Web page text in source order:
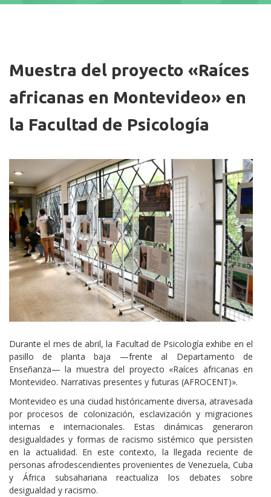
Muestra del proyecto «Raíces
africanas en Montevideo» en
la Facultad de Psicología
Cuerpo
Durante el mes de abril, la Facultad de Psicología exhibe en el
pasillo de planta baja —frente al Departamento de
Enseñanza— la muestra del proyecto «Raíces africanas en
Montevideo. Narrativas presentes y futuras (AFROCENT)».
Montevideo es una ciudad históricamente diversa, atravesada
por procesos de colonización, esclavización y migraciones
internas e internacionales. Estas dinámicas generaron
desigualdades y formas de racismo sistémico que persisten
en la actualidad. En este contexto, la llegada reciente de
personas afrodescendientes provenientes de Venezuela, Cuba
y África subsahariana reactualiza los debates sobre
desigualdad y racismo.